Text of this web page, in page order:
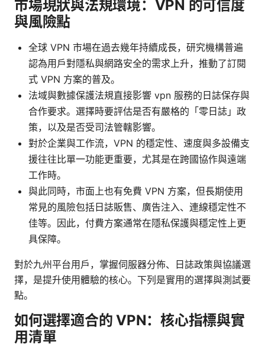
市場現狀與法規環境：VPN 的可信度
與風險點
全球 VPN 市場在過去幾年持續成長，研究機構普遍
認為用戶對隱私與網路安全的需求上升，推動了訂閱
式 VPN 方案的普及。
法域與數據保護法規直接影響 vpn 服務的日誌保存與
合作要求。選擇時要評估是否有嚴格的「零日誌」政
策，以及是否受司法管轄影響。
對於企業與工作流，VPN 的穩定性、速度與多設備支
援往往比單一功能更重要，尤其是在跨國協作與遠端
工作時。
與此同時，市面上也有免費 VPN 方案，但長期使用
常見的風險包括日誌販售、廣告注入、連線穩定性不
佳等。因此，付費方案通常在隱私保護與穩定性上更
具保障。
對於九州平台用戶，掌握伺服器分佈、日誌政策與協議選
擇，是提升使用體驗的核心。下列是實用的選擇與測試要
點。
如何選擇適合的 VPN：核心指標與實
用清單